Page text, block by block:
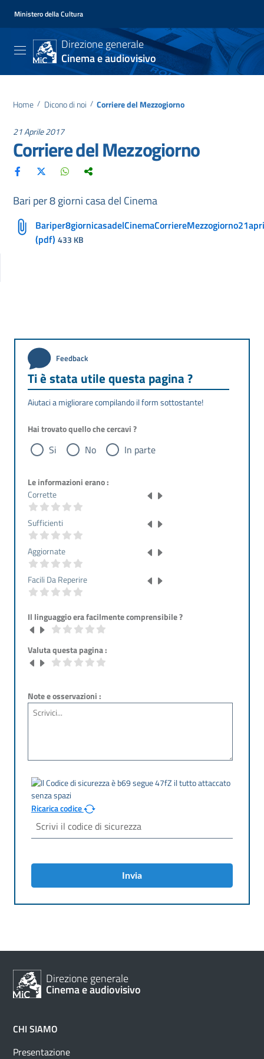
Ministero della Cultura
Direzione generale
Cinema e audiovisivo
Home / Dicono di noi / Corriere del Mezzogiorno
21 Aprile 2017
Corriere del Mezzogiorno
Bari per 8 giorni casa del Cinema
(pdf) 433 KB
Feedback
Ti è stata utile questa pagina ?
Aiutaci a migliorare compilando il form sottostante!
Hai trovato quello che cercavi ?
Si No In parte
Le informazioni erano :
Corrette
Sufficienti
Aggiornate
Facili Da Reperire
Il linguaggio era facilmente comprensibile ?
Valuta questa pagina :
Note e osservazioni :
Ricarica codice
Invia
Direzione generale
Cinema e audiovisivo
CHI SIAMO
Presentazione